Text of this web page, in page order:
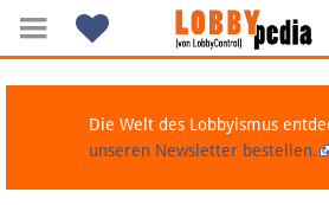
Die Welt des Lobbyismus
unseren Newsletter bestellen.